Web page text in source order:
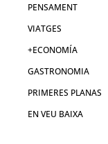
PENSAMENT
VIATGES
+ECONOMÍA
GASTRONOMIA
PRIMERES PLANAS
EN VEU BAIXA